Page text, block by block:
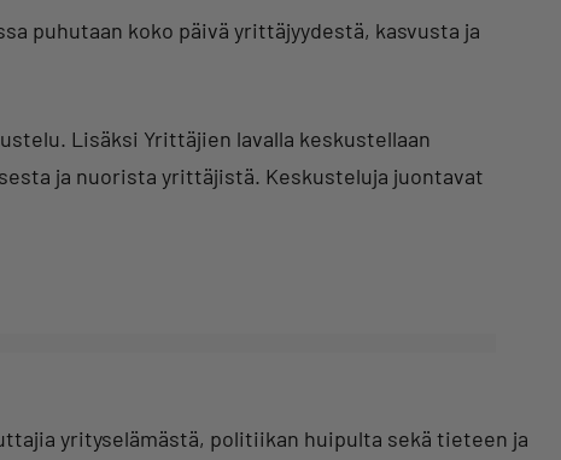
puhutaan koko päivä yrittäjyydestä, kasvusta ja
Lisäksi Yrittäjien lavalla keskustellaan
ja nuorista yrittäjistä. Keskusteluja juontavat
yrityselämästä, politiikan huipulta sekä tieteen ja